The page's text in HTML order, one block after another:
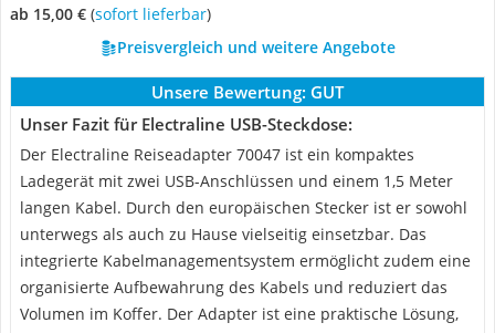
ab 15,00 € ( Sofort lieferbar)
Preisvergleich und weitere Angebote
Unsere Bewertung: GUT
Unser Fazit für Electraline USB-Steckdose:
Der Electraline Reiseadapter 70047 ist ein kompaktes
Ladegerät mit zwei USB-Anschlüssen und einem 1,5 Meter
langen Kabel. Durch den europäischen Stecker ist er sowohl
unterwegs als auch zu Hause vielseitig einsetzbar. Das
integrierte Kabelmanagementsystem ermöglicht zudem eine
organisierte Aufbewahrung des Kabels und reduziert das
Volumen im Koffer. Der Adapter ist eine praktische Lösung,